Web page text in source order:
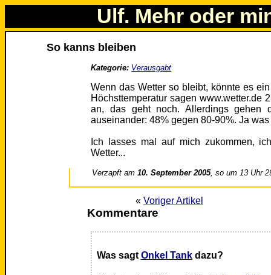
Ulf. Mehr oder
So kanns bleiben
Kategorie: Verausgabt
Wenn das Wetter so bleibt, könnte es
Höchsttemperatur sagen www.wetter.de
an, das geht noch. Allerdings gehen
auseinander: 48% gegen 80-90%. Ja
Ich lasses mal auf mich zukommen,
Wetter...
Verzapft am10. September 2005, so um 13 Uhr
« Voriger Artikel
Kommentare
Was sagt Onkel Tankdazu?